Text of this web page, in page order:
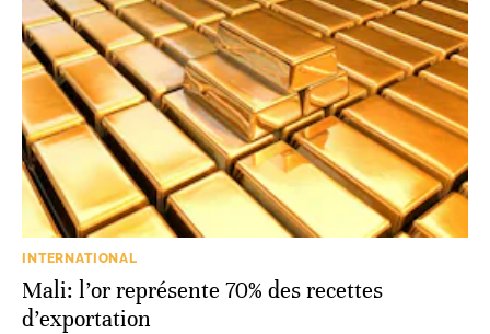
INTERNATIONAL
Mali: l’or représente 70% des recettes
d’exportation